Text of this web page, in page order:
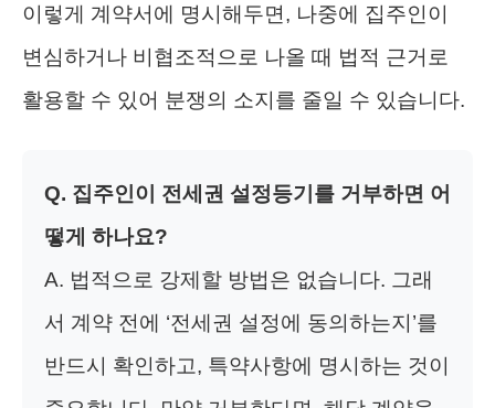
이렇게 계약서에 명시해두면, 나중에 집주인이
변심하거나 비협조적으로 나올 때 법적 근거로
활용할 수 있어 분쟁의 소지를 줄일 수 있습니다.
Q. 집주인이 전세권 설정등기를 거부하면 어
떻게 하나요?
A. 법적으로 강제할 방법은 없습니다. 그래
서 계약 전에 ‘전세권 설정에 동의하는지’를
반드시 확인하고, 특약사항에 명시하는 것이